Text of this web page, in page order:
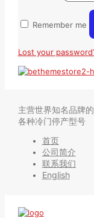
Remember me
Lost your
主营世界知名品牌
各种冷门停产型号
首页
公司简介
联系我们
English